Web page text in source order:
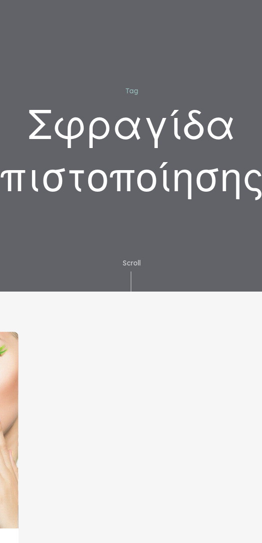
Tag
Σφραγίδα
πιστοποίησης
Scroll